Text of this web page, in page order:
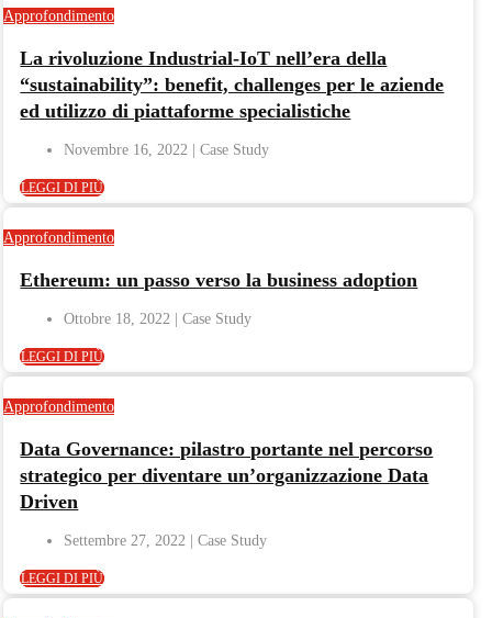
Approfondimento
La rivoluzione Industrial-IoT nell’era della
“sustainability”: benefit, challenges per le aziende
ed utilizzo di piattaforme specialistiche
Novembre 16, 2022
LEGGI DI PIÙ
Approfondimento
Ethereum: un passo verso la business adoption
Ottobre 18, 2022
LEGGI DI PIÙ
Approfondimento
Data Governance: pilastro portante nel percorso
strategico per diventare un’organizzazione Data
Driven
Settembre 27, 2022
LEGGI DI PIÙ